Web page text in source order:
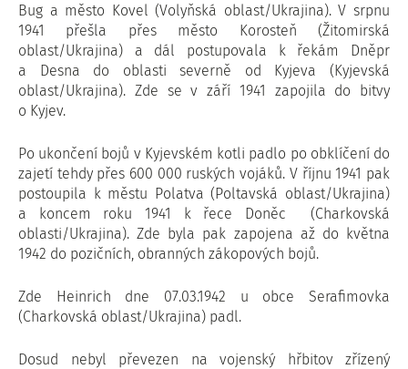
Bug a město Kovel (Volyňská oblast/Ukrajina). V srpnu
1941 přešla přes město Korosteň (Žitomirská
oblast/Ukrajina) a dál postupovala k řekám Dněpr
a Desna do oblasti severně od Kyjeva (Kyjevská
oblast/Ukrajina). Zde se v září 1941 zapojila do bitvy
o Kyjev.
Po ukončení bojů v Kyjevském kotli padlo po obklíčení do
zajetí tehdy přes 600 000 ruských vojáků. V říjnu 1941 pak
postoupila k městu Polatva (Poltavská oblast/Ukrajina)
a koncem roku 1941 k řece Doněc (Charkovská
oblasti/Ukrajina). Zde byla pak zapojena až do května
1942 do pozičních, obranných zákopových bojů.
Zde Heinrich dne 07.03.1942 u obce Serafimovka
(Charkovská oblast/Ukrajina) padl.
Dosud nebyl převezen na vojenský hřbitov zřízený